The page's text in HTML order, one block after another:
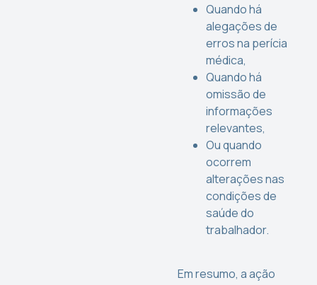
Quando há
alegações de
erros na perícia
médica,
Quando há
omissão de
informações
relevantes,
Ou quando
ocorrem
alterações nas
condições de
saúde do
trabalhador.
Em resumo, a ação